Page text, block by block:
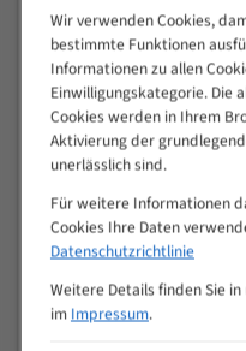
30
50
80
> 100
VOLLMATERIAL
M (mm)
Zoll (ZpZ)
>
25
10/14
15 - 40
8/12
25 - 50
Wir verwenden Cookies,
bestimmte Funktionen
Informationen zu allen
Einwilligungskategorie. Die
Cookies werden in Ihrem
Aktivierung der
unerlässlich sind.
Für weitere Informationen
Cookies Ihre Daten
Datenschutzrichtlinie
Weitere Details finden Sie
im Impressum.